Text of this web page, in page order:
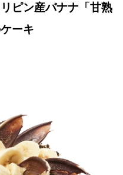
ピン産バナナ「甘熟
ーキ